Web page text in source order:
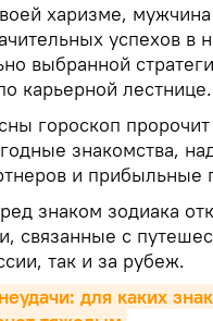
харизме,
успехов в
выбранной
карьерной лестнице.
гороскоп
знакомства,
и прибыльные
знаком зодиака
связанные с
так и за рубеж.
для каких